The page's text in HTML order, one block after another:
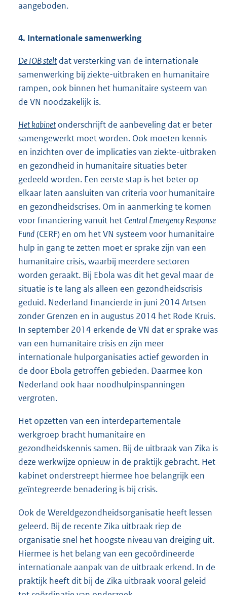
aangeboden.
4. Internationale samenwerking
De IOB stelt dat versterking van de internationale
samenwerking bij ziekte-uitbraken en humanitaire
rampen, ook binnen het humanitaire systeem van
de VN noodzakelijk is.
Het kabinet onderschrijft de aanbeveling dat er beter
samengewerkt moet worden. Ook moeten kennis
en inzichten over de implicaties van ziekte-uitbraken
en gezondheid in humanitaire situaties beter
gedeeld worden. Een eerste stap is het beter op
elkaar laten aansluiten van criteria voor humanitaire
en gezondheidscrises. Om in aanmerking te komen
voor financiering vanuit het Central Emergency Response
Fund(CERF) en om het VN systeem voor humanitaire
hulp in gang te zetten moet er sprake zijn van een
humanitaire crisis, waarbij meerdere sectoren
worden geraakt. Bij Ebola was dit het geval maar de
situatie is te lang als alleen een gezondheidscrisis
geduid. Nederland financierde in juni 2014 Artsen
zonder Grenzen en in augustus 2014 het Rode Kruis.
In september 2014 erkende de VN dat er sprake was
van een humanitaire crisis en zijn meer
internationale hulporganisaties actief geworden in
de door Ebola getroffen gebieden. Daarmee kon
Nederland ook haar noodhulpinspanningen
vergroten.
Het opzetten van een interdepartementale
werkgroep bracht humanitaire en
gezondheidskennis samen. Bij de uitbraak van Zika is
deze werkwijze opnieuw in de praktijk gebracht. Het
kabinet onderstreept hiermee hoe belangrijk een
geïntegreerde benadering is bij crisis.
Ook de Wereldgezondheidsorganisatie heeft lessen
geleerd. Bij de recente Zika uitbraak riep de
organisatie snel het hoogste niveau van dreiging uit.
Hiermee is het belang van een gecoördineerde
internationale aanpak van de uitbraak erkend. In de
praktijk heeft dit bij de Zika uitbraak vooral geleid